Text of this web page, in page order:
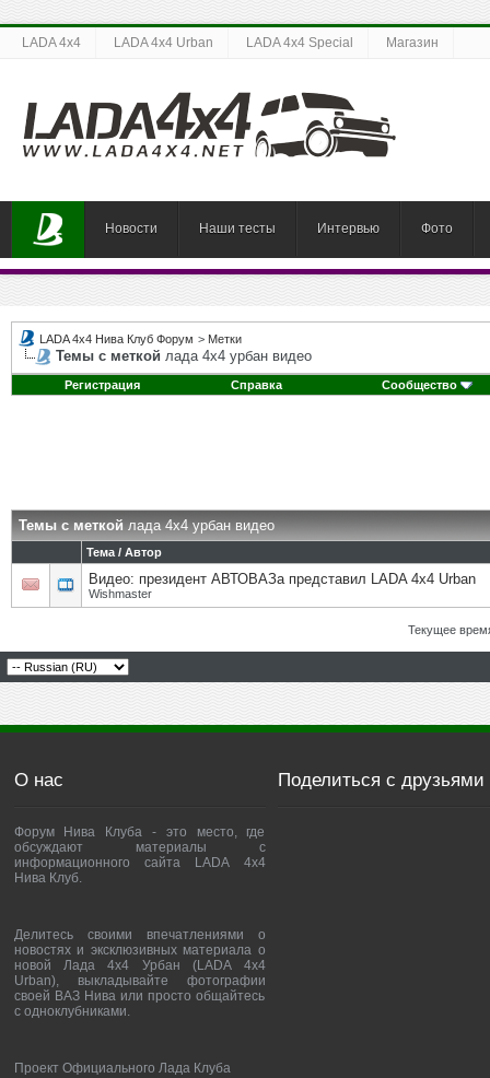
LADA 4x4 LADA 4x4 Urban LADA 4x4 Special Магазин
Новости Наши тесты Интервью Фото
LADA 4x4 Нива Клуб Форум > Метки
Темы с меткой лада 4х4 урбан видео
Регистрация Справка Сообщество
Темы с меткойлада 4х4 урбан видео
Тема / Автор
Видео: президент АВТОВАЗа представил LADA 4x4 Urban
Wishmaster
Текущее
О нас
Форум Нива Клуба - это место, где
обсуждают материалы с
информационного сайта LADA 4x4
Нива Клуб.
Делитесь своими впечатлениями о
новостях и эксклюзивных материала о
новой Лада 4х4 Урбан (LADA 4x4
Urban), выкладывайте фотографии
своей ВАЗ Нива или просто общайтесь
с одноклубниками.
Проект Официального Лада Клуба
Поделиться с друзьями